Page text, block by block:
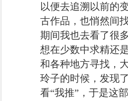
以便去追溯以前的
古作品，也悄然间
期间我也去看了很
想在少数中求精还
和各种地方寻找，
玲子的时候，发现
看“我推”，于是这